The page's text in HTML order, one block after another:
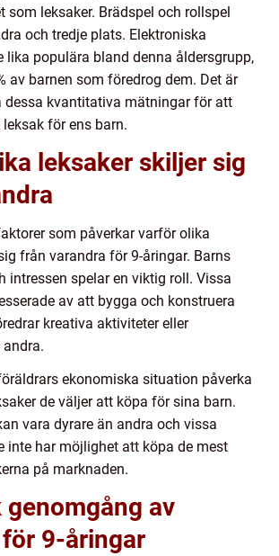
som leksaker. Brädspel och rollspel
och tredje plats. Elektroniska
lika populära bland denna åldersgrupp,
av barnen som föredrog dem. Det är
kvantitativa mätningar för att
för ens barn.
leksaker skiljer sig
som påverkar varför olika
från varandra för 9-åringar. Barns
intressen spelar en viktig roll. Vissa
av att bygga och konstruera
kreativa aktiviteter eller
ekonomiska situation påverka
de väljer att köpa för sina barn.
vara dyrare än andra och vissa
inte har möjlighet att köpa de mest
på marknaden.
av
för 9-åringar